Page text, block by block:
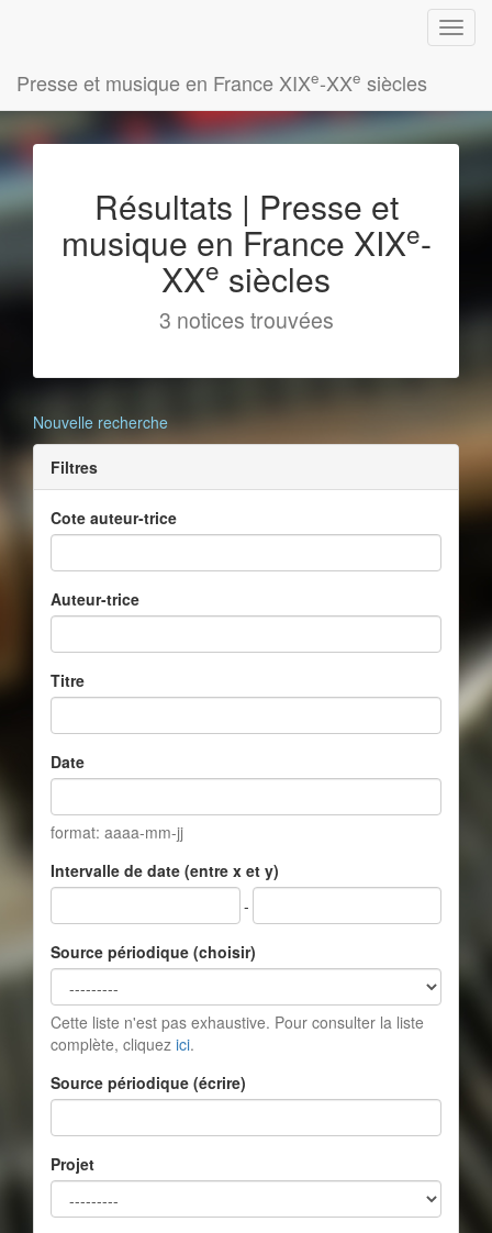
Presse et musique en France XIXe-XXe siècles
Résultats | Presse et
musique en France XIXe-
XXe siècles
3 notices trouvées
Nouvelle recherche
Filtres
Cote auteur-trice
Auteur-trice
Titre
Date
format: aaaa-mm-jj
Intervalle de date (entre x et y)
-
Source périodique (choisir)
Cette liste n'est pas exhaustive. Pour consulter la liste
complète, cliquez ici.
Source périodique (écrire)
Projet